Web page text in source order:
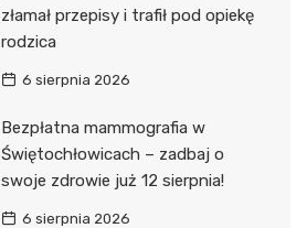
złamał przepisy i trafił pod opiekę
rodzica
6 sierpnia 2026
Bezpłatna mammografia w
Świętochłowicach – zadbaj o
swoje zdrowie już 12 sierpnia!
6 sierpnia 2026